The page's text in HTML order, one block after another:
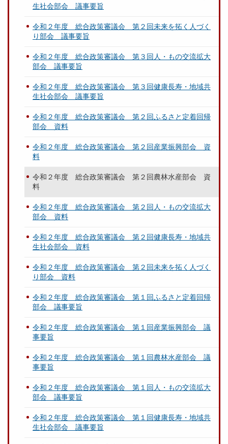
生社会部会 議事要旨
令和２年度 総合政策審議会 第２回未来を拓く人づく
り部会 議事要旨
令和２年度 総合政策審議会 第３回人・もの交流拡大
部会 議事要旨
令和２年度 総合政策審議会 第３回健康長寿・地域共
生社会部会 議事要旨
令和２年度 総合政策審議会 第２回ふるさと定着回帰
部会 資料
令和２年度 総合政策審議会 第２回産業振興部会 資
料
令和２年度 総合政策審議会 第２回農林水産部会 資
料
令和２年度 総合政策審議会 第２回人・もの交流拡大
部会 資料
令和２年度 総合政策審議会 第２回健康長寿・地域共
生社会部会 資料
令和２年度 総合政策審議会 第２回未来を拓く人づく
り部会 資料
令和２年度 総合政策審議会 第１回ふるさと定着回帰
部会 議事要旨
令和２年度 総合政策審議会 第１回産業振興部会 議
事要旨
令和２年度 総合政策審議会 第１回農林水産部会 議
事要旨
令和２年度 総合政策審議会 第１回人・もの交流拡大
部会 議事要旨
令和２年度 総合政策審議会 第１回健康長寿・地域共
生社会部会 議事要旨